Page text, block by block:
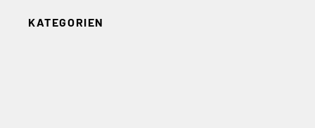
KATEGORIEN